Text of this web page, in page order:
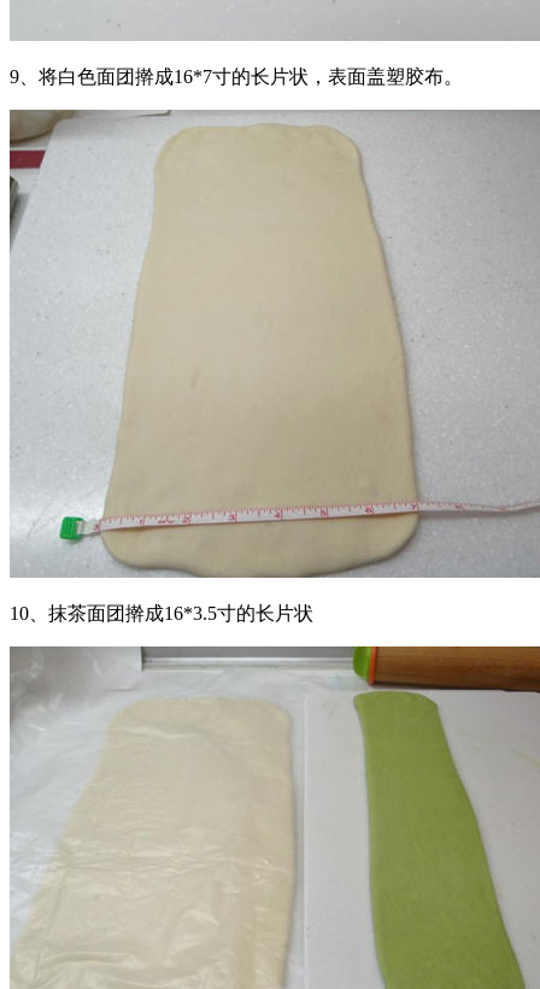
9、将白色面团擀成16*7寸的长片状，表面盖塑胶布。
10、抹茶面团擀成16*3.5寸的长片状